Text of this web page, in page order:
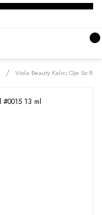
Viola Beauty Kalıcı Oje So